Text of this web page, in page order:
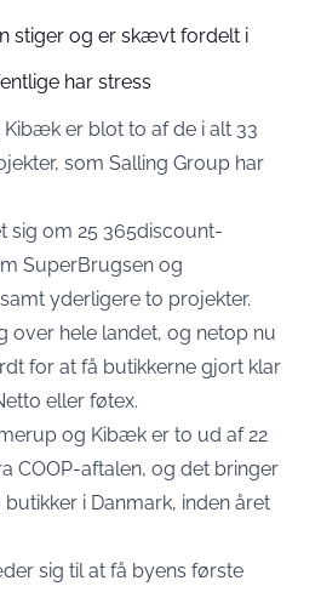
stiger og er skævt fordelt i
har stress
er blot to af de i alt 33
som Salling Group har
sig om 25 365discount-
SuperBrugsen og
yderligere to projekter.
over hele landet, og netop nu
for at få butikkerne gjort klar
eller føtex.
og Kibæk er to ud af 22
COOP-aftalen, og det bringer
i Danmark, inden året
sig til at få byens første